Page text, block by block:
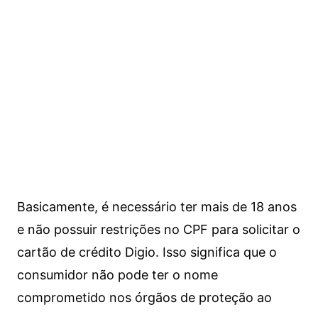
Basicamente, é necessário ter mais de 18 anos
e não possuir restrições no CPF para solicitar o
cartão de crédito Digio. Isso significa que o
consumidor não pode ter o nome
comprometido nos órgãos de proteção ao